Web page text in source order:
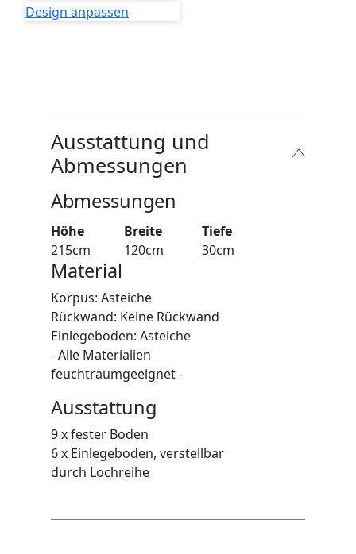
Design anpassen
Ausstattung und
Abmessungen
Abmessungen
Höhe
215cm
Breite
120cm
Tiefe
30cm
Material
Korpus: Asteiche
Rückwand: Keine Rückwand
Einlegeboden: Asteiche
- Alle Materialien
feuchtraumgeeignet -
Ausstattung
9 x fester Boden
6 x Einlegeboden, verstellbar
durch Lochreihe